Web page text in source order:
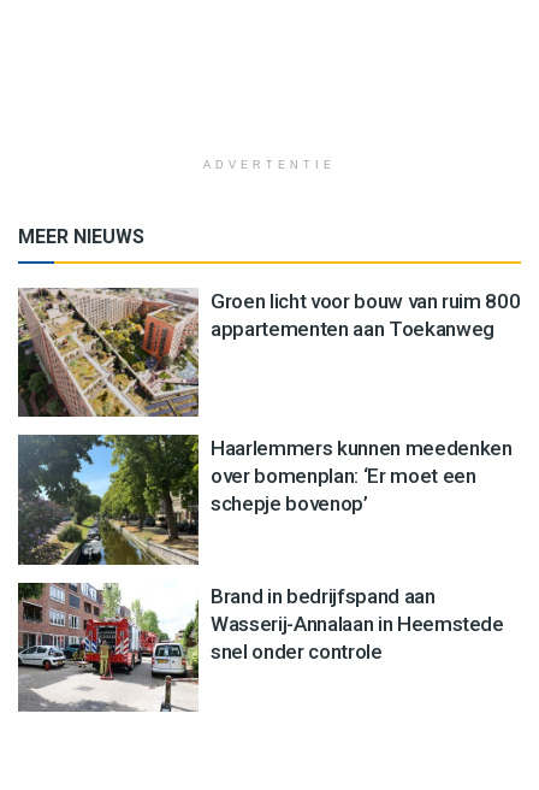
ADVERTENTIE
MEER NIEUWS
Groen licht voor bouw van ruim 800
appartementen aan Toekanweg
Haarlemmers kunnen meedenken
over bomenplan: ‘Er moet een
schepje bovenop’
Brand in bedrijfspand aan
Wasserij-Annalaan in Heemstede
snel onder controle